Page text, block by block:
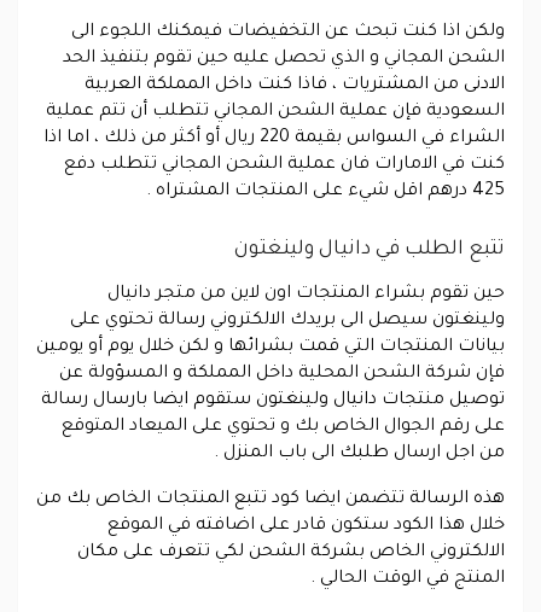
ولكن اذا كنت تبحث عن التخفيضات فيمكنك اللجوء الى
الشحن المجاني و الذي تحصل عليه حين تقوم بتنفيذ الحد
الادنى من المشتريات ، فاذا كنت داخل المملكة العربية
السعودية فإن عملية الشحن المجاني تتطلب أن تتم عملية
الشراء في السواس بقيمة 220 ريال أو أكثر من ذلك ، اما اذا
كنت في الامارات فان عملية الشحن المجاني تتطلب دفع
425 درهم اقل شيء على المنتجات المشتراه .
تتبع الطلب في دانيال ولينغتون
حين تقوم بشراء المنتجات اون لاين من متجر دانيال
ولينغتون سيصل الى بريدك الالكتروني رسالة تحتوي على
بيانات المنتجات التي قمت بشرائها و لكن خلال يوم أو يومين
فإن شركة الشحن المحلية داخل المملكة و المسؤولة عن
توصيل منتجات دانيال ولينغتون ستقوم ايضا بارسال رسالة
على رقم الجوال الخاص بك و تحتوي على الميعاد المتوقع
من اجل ارسال طلبك الى باب المنزل .
هذه الرسالة تتضمن ايضا كود تتبع المنتجات الخاص بك من
خلال هذا الكود ستكون قادر على اضافته في الموقع
الالكتروني الخاص بشركة الشحن لكي تتعرف على مكان
المنتج في الوقت الحالي .